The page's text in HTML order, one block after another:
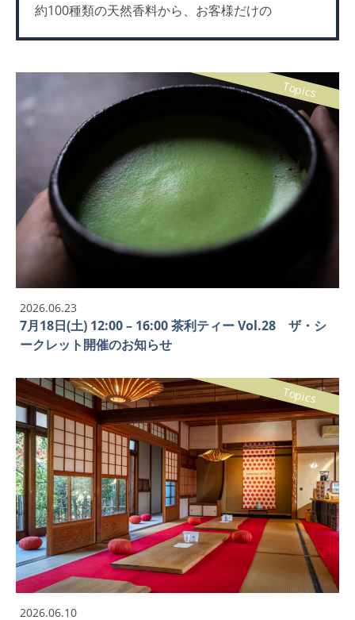
約100種類の天然香料から、お客様だけの
2026.06.23
7月18日(土) 12:00 – 16:00 茶利ティー Vol.28 ザ・シ
ークレット開催のお知らせ
Topics
2026.06.10
Topics